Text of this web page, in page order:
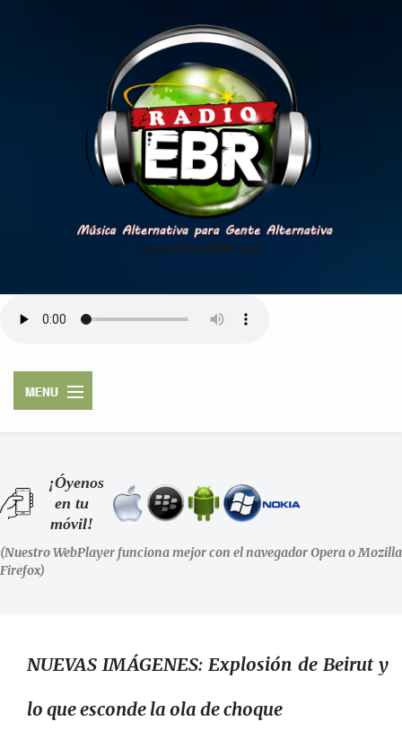
www.RadioEBR.org
SHOWS
LA RADIO
STAFF
EVENTOS
¡Óyenos
en tu
móvil!
(Nuestro WebPlayer funciona mejor con el navegador Opera o Mozilla
Firefox)
NUEVAS IMÁGENES: Explosión de Beirut y
lo que esconde la ola de choque